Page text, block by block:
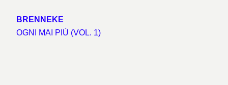
BRENNEKE
OGNI MAI PIÙ (VOL. 1)